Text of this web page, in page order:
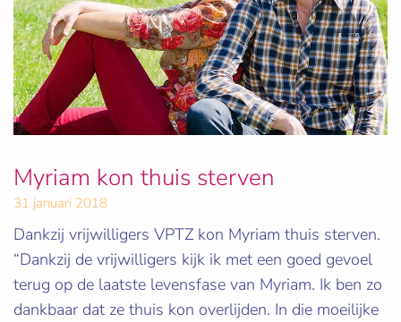
Myriam kon thuis sterven
31 januari 2018
Dankzij vrijwilligers VPTZ kon Myriam thuis sterven.
“Dankzij de vrijwilligers kijk ik met een goed gevoel
terug op de laatste levensfase van Myriam. Ik ben zo
dankbaar dat ze thuis kon overlijden. In die moeilijke